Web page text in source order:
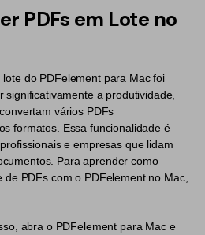
IA
PDFs em Lote no
do PDFelement para Mac foi
significativamente a produtividade,
vários PDFs
formatos. Essa funcionalidade é
e empresas que lidam
Para aprender como
de PDFs com o PDFelement no Mac,
abra o PDFelement para Mac e